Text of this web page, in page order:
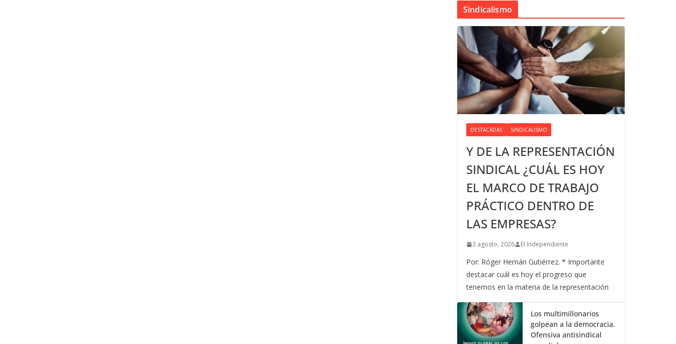
Sindicalismo
DESTACADAS SINDICALISMO
Y DE LA REPRESENTACIÓN
SINDICAL ¿CUÁL ES HOY
EL MARCO DE TRABAJO
PRÁCTICO DENTRO DE
LAS EMPRESAS?
3 agosto, 2026 El Independiente
Por: Róger Hernán Gutiérrez. * Importante
destacar cuál es hoy el progreso que
tenemos en la materia de la representación
Los multimillonarios
golpean a la democracia.
Ofensiva antisindical